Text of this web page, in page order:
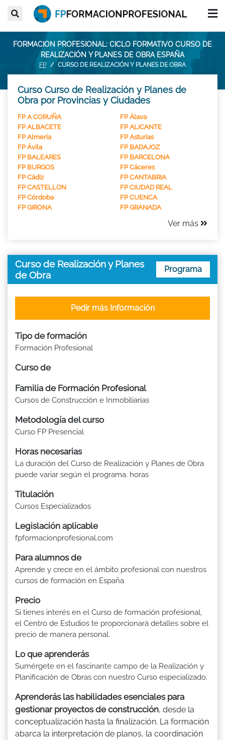
FORMACION PROFESIONAL: CICLO FORMATIVO CURSO DE
REALIZACIÓN Y PLANES DE OBRA ESPAÑA
FP CURSO DE REALIZACIÓN Y PLANES DE OBRA
Curso Curso de Realización y Planes de
Obra por Provincias y Ciudades
FP A CORUÑA
FP Álava
FP ALBACETE
FP ALICANTE
FP Almería
FP Asturias
FP Ávila
FP BADAJOZ
FP BALEARES
FP BARCELONA
FP BURGOS
FP Cáceres
FP Cádiz
FP CANTABRIA
FP CASTELLON
FP CIUDAD REAL
FP Córdoba
FP CUENCA
FP GIRONA
FP GRANADA
Ver más
Curso de Realización y Planes
de Obra
Programa
Tipo de formación
Formación Profesional
Curso de
Familia de Formación Profesional
Cursos de Construcción e Inmobiliarias
Metodología del curso
Curso FP Presencial
Horas necesarias
La duración del Curso de Realización y Planes de Obra
puede variar según el programa. horas
Titulación
Cursos Especializados
Legislación aplicable
fpformacionprofesional.com
Para alumnos de
Aprende y crece en el ámbito profesional con nuestros
cursos de formación en España
Precio
Si tienes interés en el Curso de formación profesional,
el Centro de Estudios te proporcionará detalles sobre el
precio de manera personal.
Pedir más Información
Lo que aprenderás
Sumérgete en el fascinante campo de la Realización y
Planificación de Obras con nuestro Curso especializado.
Aprenderás las habilidades esenciales para
gestionar proyectos de construcción, desde la
conceptualización hasta la finalización. La formación
abarca la interpretación de planos, la coordinación